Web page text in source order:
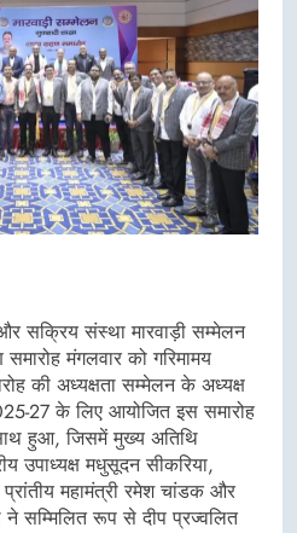
सक्रिय संस्था मारवाड़ी सम्मेलन
मंगलवार को गरिमामय
की अध्यक्षता सम्मेलन के अध्यक्ष
27 के लिए आयोजित इस समारोह
हुआ, जिसमें मुख्य अतिथि
उपाध्यक्ष मधुसूदन सीकरिया,
महामंत्री रमेश चांडक और
सम्मिलित रूप से दीप प्रज्वलित